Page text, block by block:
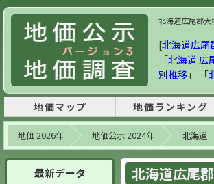
北海道広尾郡大
[北海道広尾
「北海道 広
別推移 」 「
地価マップ 地価ランキング
地価 2026年 地価公示 2024年 北海道
最新データ
北海道広尾